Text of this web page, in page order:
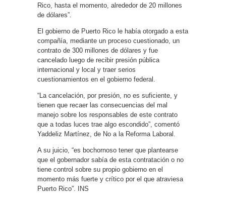
Rico, hasta el momento, alrededor de 20 millones
de dólares”.
El gobierno de Puerto Rico le había otorgado a esta
compañía, mediante un proceso cuestionado, un
contrato de 300 millones de dólares y fue
cancelado luego de recibir presión pública
internacional y local y traer serios
cuestionamientos en el gobierno federal.
“La cancelación, por presión, no es suficiente, y
tienen que recaer las consecuencias del mal
manejo sobre los responsables de este contrato
que a todas luces trae algo escondido”, comentó
Yaddeliz Martínez, de No a la Reforma Laboral.
A su juicio, “es bochornoso tener que plantearse
que el gobernador sabía de esta contratación o no
tiene control sobre su propio gobierno en el
momento más fuerte y crítico por el que atraviesa
Puerto Rico”. INS